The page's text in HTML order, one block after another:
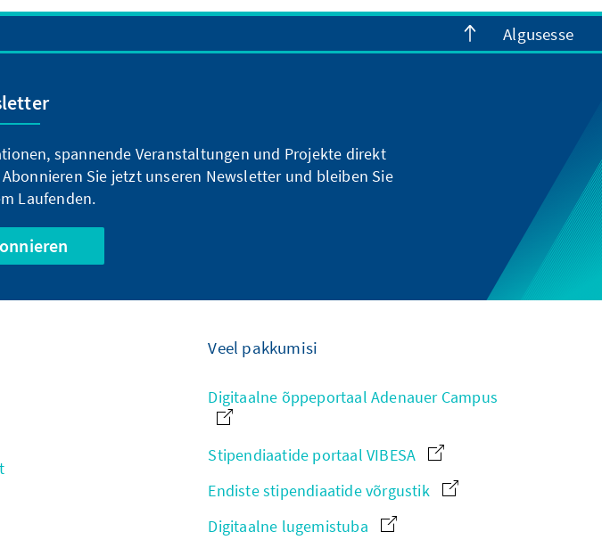
Algusesse
spannende Veranstaltungen und Projekte direkt
Sie jetzt unseren Newsletter und bleiben Sie
Laufenden.
Veel pakkumisi
Digitaalne õppeportaal Adenauer Campus
Stipendiaatide portaal VIBESA
Endiste stipendiaatide võrgustik
Digitaalne lugemistuba